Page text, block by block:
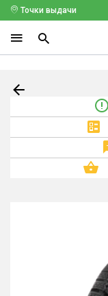
Точки выдачи